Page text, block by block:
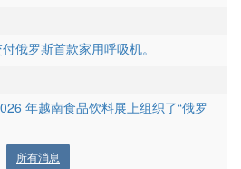
俄罗斯首款家用呼吸机。
年越南食品饮料展上组织了“俄罗
所有消息